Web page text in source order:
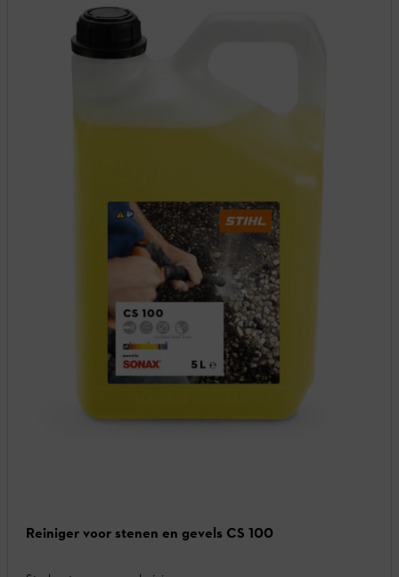
Reiniger voor stenen en gevels CS 100